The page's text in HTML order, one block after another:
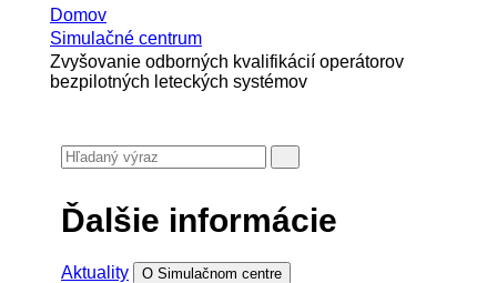
Domov
Simulačné centrum
Zvyšovanie odborných kvalifikácií operátorov
bezpilotných leteckých systémov
Ďalšie informácie
Aktuality O Simulačnom centre